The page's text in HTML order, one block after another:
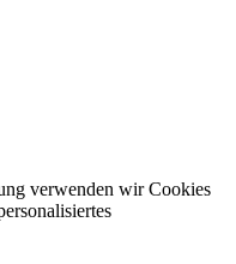
verwenden wir Cookies